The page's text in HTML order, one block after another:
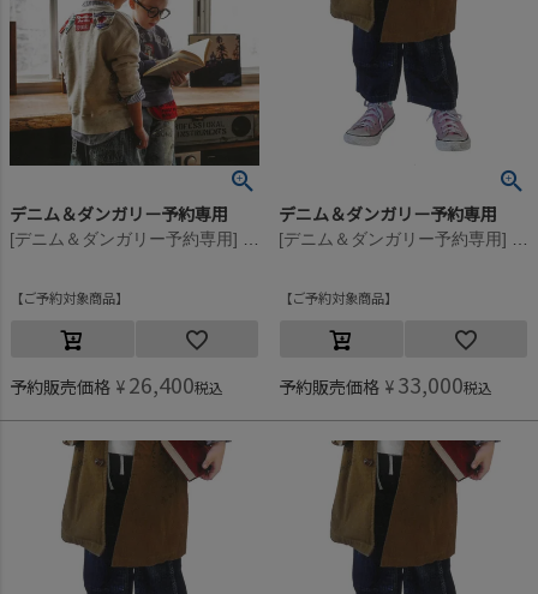
デニム＆ダンガリー予約専用
ご予約対象商品
予約販売価格 ¥ 26,400税込
デニム＆ダンガリー予約専用
ご予約対象商品
予約販売価格 ¥ 33,000税込